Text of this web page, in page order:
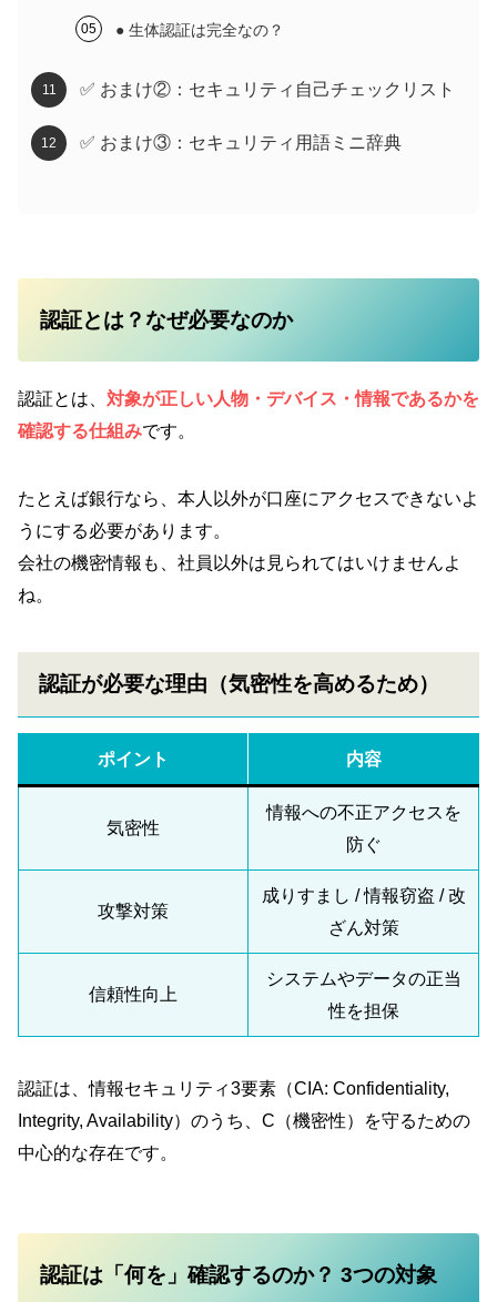
● 生体認証は完全なの？
✅ おまけ②：セキュリティ自己チェックリスト
✅ おまけ③：セキュリティ用語ミニ辞典
認証とは？なぜ必要なのか
認証とは、 対象が正しい人物・デバイス・情報であるかを
確認する仕組みです。
たとえば銀行なら、本人以外が口座にアクセスできないよ
うにする必要があります。
会社の機密情報も、社員以外は見られてはいけませんよ
ね。
認証が必要な理由（気密性を高めるため）
ポイント 内容
気密性
情報への不正アクセスを
防ぐ
攻撃対策
成りすまし / 情報窃盗 / 改
ざん対策
信頼性向上
システムやデータの正当
性を担保
認証は、情報セキュリティ3要素（CIA: Confidentiality,
Integrity, Availability）のうち、C（機密性）を守るための
中心的な存在です。
認証は「何を」確認するのか？ 3つの対象